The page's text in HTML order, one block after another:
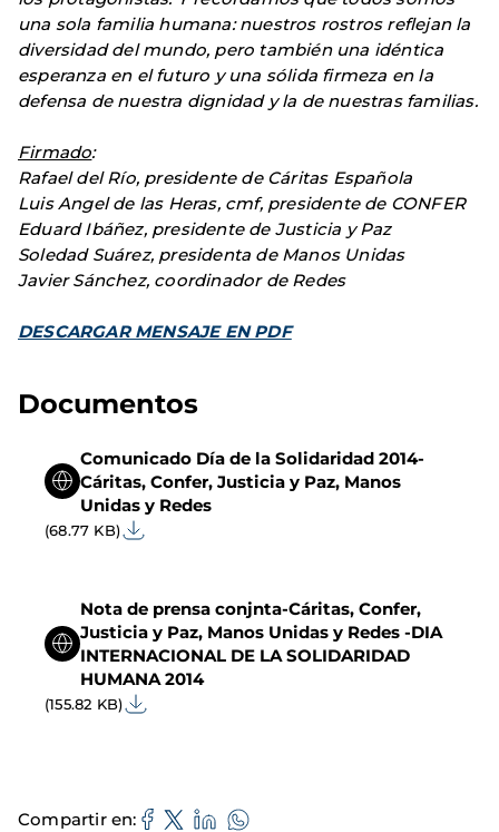
una sola familia humana: nuestros rostros reflejan la
diversidad del mundo, pero también una idéntica
esperanza en el futuro y una sólida firmeza en la
defensa de nuestra dignidad y la de nuestras familias.
Firmado:
Rafael del Río, presidente de Cáritas Española
Luis Angel de las Heras, cmf, presidente de CONFER
Eduard Ibáñez, presidente de Justicia y Paz
Soledad Suárez, presidenta de Manos Unidas
Javier Sánchez, coordinador de Redes
DESCARGAR MENSAJE EN PDF
Documentos
Comunicado Día de la Solidaridad 2014-
Cáritas, Confer, Justicia y Paz, Manos
Unidas y Redes
(68.77 KB)
Nota de prensa conjnta-Cáritas, Confer,
Justicia y Paz, Manos Unidas y Redes -DIA
INTERNACIONAL DE LA SOLIDARIDAD
HUMANA 2014
(155.82 KB)
Compartir en